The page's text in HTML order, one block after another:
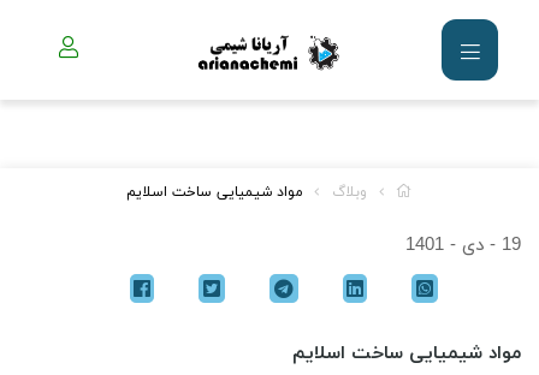
وبلاگ مواد شیمیایی ساخت اسلایم
19 - دی - 1401
مواد شیمیایی ساخت اسلایم